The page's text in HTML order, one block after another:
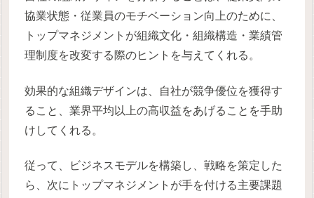
協業状態・従業員のモチベーション向上のために、
トップマネジメントが組織文化・組織構造・業績管
理制度を改変する際のヒントを与えてくれる。
効果的な組織デザインは、自社が競争優位を獲得す
ること、業界平均以上の高収益をあげることを手助
けしてくれる。
従って、ビジネスモデルを構築し、戦略を策定した
ら、次にトップマネジメントが手を付ける主要課題